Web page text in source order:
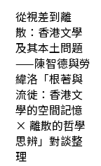
從視差到離
散：香港文學
及其本土問題
——陳智德與勞
緯洛「根著與
流徙：香港文
學的空間記憶
× 離散的哲學
思辨」對談整
理